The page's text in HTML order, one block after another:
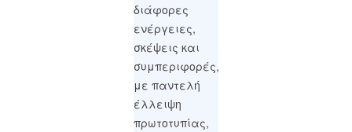
διάφορες
ενέργειες,
σκέψεις και
συμπεριφορές,
με παντελή
έλλειψη
πρωτοτυπίας,